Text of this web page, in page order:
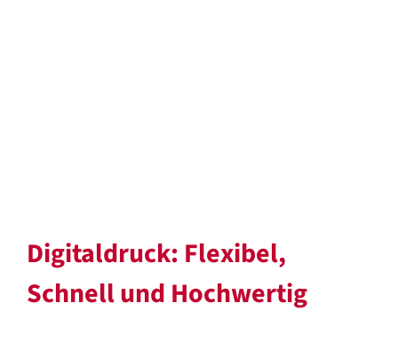
Digitaldruck: Flexibel,
Schnell und Hochwertig